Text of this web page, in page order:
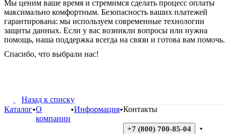
Мы ценим ваше время и стремимся сделать процесс оплаты
максимально комфортным. Безопасность ваших платежей
гарантирована: мы используем современные технологии
защиты данных. Если у вас возникли вопросы или нужна
помощь, наша поддержка всегда на связи и готова вам помочь.
Спасибо, что выбрали нас!
Назад к списку
Каталог О
компании
Информация Контакты
+7 (800) 700-85-04